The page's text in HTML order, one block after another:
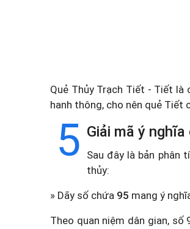
Quẻ Thủy Trạch Tiết - Tiết
hanh thông, cho nên quẻ Tiết
5 Giải mã ý
Sau đây là bản phân
thủy:
» Dãy số chứa 95 mang ý
Theo quan niệm dân gian,